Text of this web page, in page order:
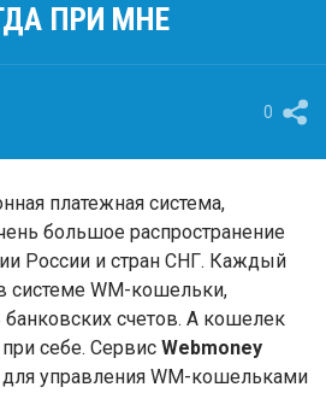
ПРИ МНЕ
0
платежная система,
большое распространение
России и стран СНГ. Каждый
системе WM-кошельки,
счетов. А кошелек
себе. Сервис Webmoney
для управления WM-кошельками